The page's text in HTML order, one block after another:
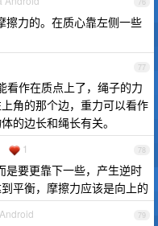
76
擦力的。在质心靠左侧一些
77
看作在质点上了，绳子的力
角的那个边，重力可以看作
的边长和绳长有关。
78
1
是要更靠下一些，产生逆时
平衡，摩擦力应该是向上的
79